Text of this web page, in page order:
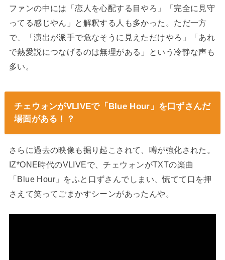
ファンの中には「恋人を心配する目やろ」「完全に見守
ってる感じやん」と解釈する人も多かった。ただ一方
で、「演出が派手で危なそうに見えただけやろ」「あれ
で熱愛説につなげるのは無理がある」という冷静な声も
多い。
チェウォンがVLIVEで「Blue Hour」を口ずさんだ
場面がある！？
さらに過去の映像も掘り起こされて、噂が強化された。
IZ*ONE時代のVLIVEで、チェウォンがTXTの楽曲
「Blue Hour」をふと口ずさんでしまい、慌てて口を押
さえて笑ってごまかすシーンがあったんや。